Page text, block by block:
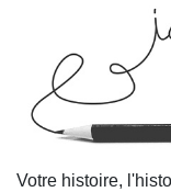
Votre histoire,